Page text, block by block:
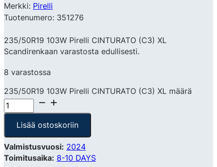
Merkki: Pirelli
Tuotenumero: 351276
235/50R19 103W Pirelli CINTURATO (C3) XL
Scandirenkaan varastosta edullisesti.
8 varastossa
235/50R19 103W Pirelli CINTURATO (C3) XL määrä
Lisää ostoskoriin
Valmistusvuosi: 2024
Toimitusaika: 8-10 DAYS